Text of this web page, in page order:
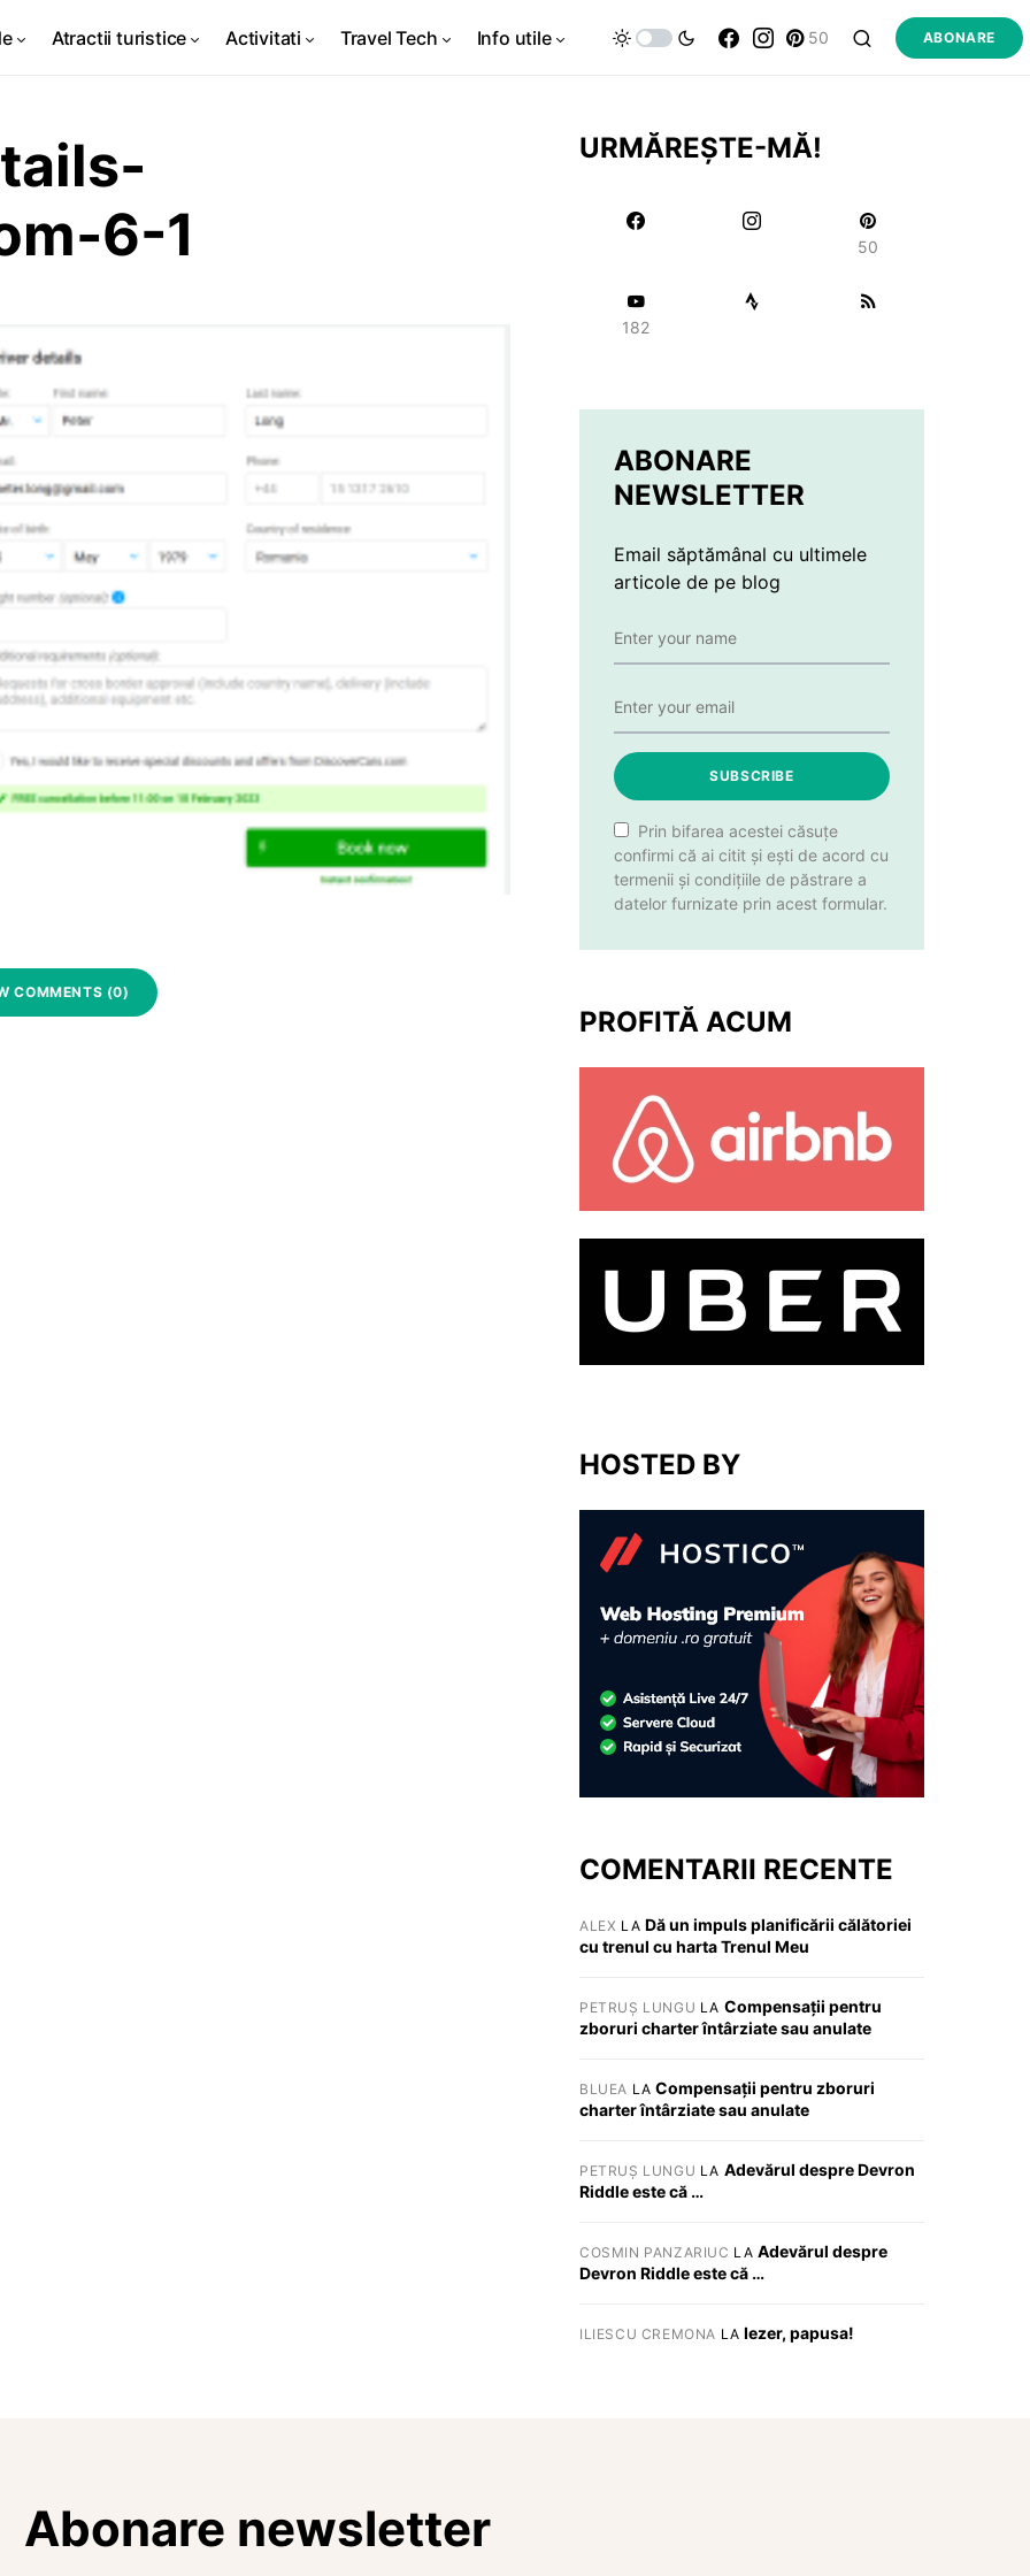
Atractii turistice Activitati Travel Tech Info utile 50 ABONARE
6-1
COMMENTS (0)
URMĂREȘTE-MĂ!
50
182
ABONARE
NEWSLETTER
Email săptămânal cu ultimele
articole de pe blog
SUBSCRIBE
Prin bifarea acestei căsuțe
confirmi că ai citit și ești de acord cu
termenii și condițiile de păstrare a
datelor furnizate prin acest formular.
PROFITĂ ACUM
HOSTED BY
COMENTARII RECENTE
ALEX LA Dă un impuls planificării călătoriei
cu trenul cu harta Trenul Meu
PETRUȘ LUNGU LA Compensații pentru
zboruri charter întârziate sau anulate
BLUEA LACompensații pentru zboruri
charter întârziate sau anulate
PETRUȘ LUNGU LA Adevărul despre Devron
Riddle este că …
COSMIN PANZARIUC LA Adevărul despre
Devron Riddle este că …
ILIESCU CREMONA LA Iezer, papusa!
Abonare newsletter